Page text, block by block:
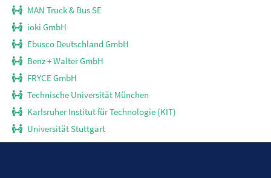
MAN Truck & Bus SE
ioki GmbH
Ebusco Deutschland GmbH
Benz + Walter GmbH
FRYCE GmbH
Technische Universität München
Karlsruher Institut für Technologie (KIT)
Universität Stuttgart